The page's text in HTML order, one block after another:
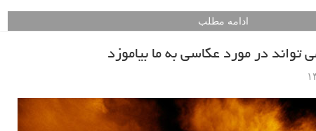
ادامه مطلب